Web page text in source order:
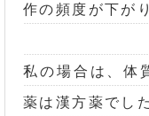
作の頻度が下が
私の場合は、体
薬は漢方薬でし